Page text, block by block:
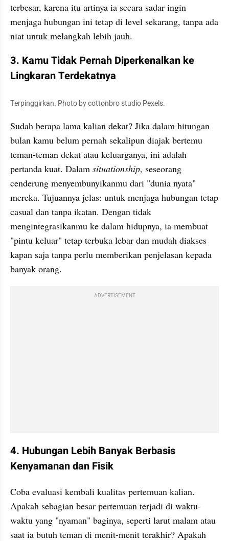
terbesar, karena itu artinya ia secara sadar ingin
menjaga hubungan ini tetap di level sekarang, tanpa ada
niat untuk melangkah lebih jauh.
3. Kamu Tidak Pernah Diperkenalkan ke
Lingkaran Terdekatnya
Terpinggirkan. Photo by cottonbro studio Pexels.
Sudah berapa lama kalian dekat? Jika dalam hitungan
bulan kamu belum pernah sekalipun diajak bertemu
teman-teman dekat atau keluarganya, ini adalah
pertanda kuat. Dalam situationship, seseorang
cenderung menyembunyikanmu dari "dunia nyata"
mereka. Tujuannya jelas: untuk menjaga hubungan tetap
casual dan tanpa ikatan. Dengan tidak
mengintegrasikanmu ke dalam hidupnya, ia membuat
"pintu keluar" tetap terbuka lebar dan mudah diakses
kapan saja tanpa perlu memberikan penjelasan kepada
banyak orang.
ADVERTISEMENT
4. Hubungan Lebih Banyak Berbasis
Kenyamanan dan Fisik
Coba evaluasi kembali kualitas pertemuan kalian.
Apakah sebagian besar pertemuan terjadi di waktu-
waktu yang "nyaman" baginya, seperti larut malam atau
saat ia butuh teman di menit-menit terakhir? Apakah